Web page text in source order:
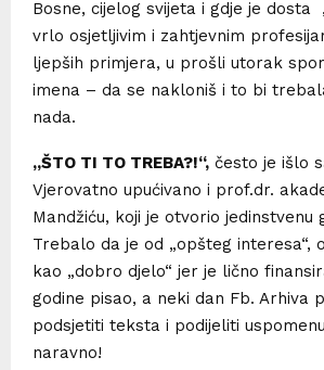
Bosne, cijelog svijeta i gdje je dosta
vrlo osjetljivim i zahtjevnim
ljepših primjera, u prošli utorak
imena – da se nakloniš i to bi
nada.
„ŠTO TI TO TREBA?!“, često je išlo
Vjerovatno upućivano i prof.dr.
Mandžiću, koji je otvorio jedinstvenu
Trebalo da je od „opšteg interesa“,
kao „dobro djelo“ jer je lično
godine pisao, a neki dan Fb. Arhiva
podsjetiti teksta i podijeliti
naravno!